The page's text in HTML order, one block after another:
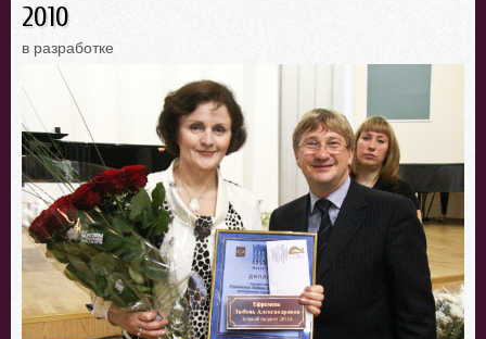
2010
в разработке